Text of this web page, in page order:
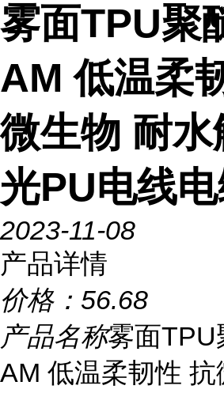
雾面TPU聚
AM 低温柔
微生物 耐
光PU电线
2023-11-08
产品详情
价格： 56.68
产品名称雾面TPU
AM 低温柔韧性 抗